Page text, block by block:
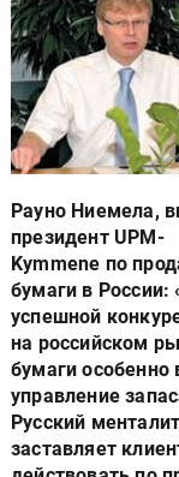
Рауно Ниемела,
президент UPM-
Kymmene по
бумаги в России:
успешной
на российском
бумаги особенно
управление
Русский
заставляет